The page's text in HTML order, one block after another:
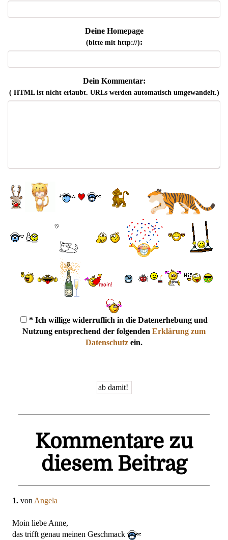
Deine Homepage
(bitte mit http://):
Dein Kommentar:
( HTML ist nichterlaubt. URLs werden automatisch umgewandelt.)
* Ich willige widerruflich in die Datenerhebung und
Nutzung entsprechend der folgenden Erklärung zum
Datenschutz ein.
Kommentare zu
diesem Beitrag
1. von Angela
Moin liebe Anne,
das trifft genau meinen Geschmack